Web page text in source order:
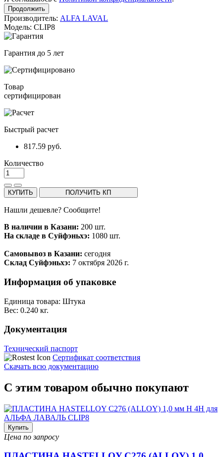
Продолжить
Производитель: ALFA LAVAL
Модель: CLIP8
Гарантия до 5 лет
Товар
сертифицирован
Быстрый расчет
817.59 руб.
Количество
КУПИТЬ ПОЛУЧИТЬ КП
Нашли дешевле? Сообщите!
В наличии в Казани: 200 шт.
На складе в Суйфэньхэ: 1080 шт.
Самовывоз в Казани: сегодня
Склад Суйфэньхэ: 7 октября 2026 г.
Информация об упаковке
Единица товара: Штука
Вес: 0.240 кг.
Документация
Технический паспорт
Сертификат соответствия
Скачать всю документацию
С этим товаром обычно покупают
Купить
Цена по запросу